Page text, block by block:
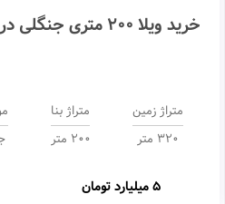
خرید ویلا 200 متری جنگلی در نوشهر
متراژ زمین
320 متر
متراژ بنا
200 متر
5 میلیارد تومان